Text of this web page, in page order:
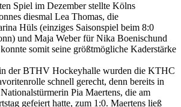
Spiel im Dezember stellte Kölns
diesmal Lea Thomas, die
Hüls (einziges Saisonspiel beim 8:0
und Maja Weber fürNika Boenischund
somit seine größtmögliche Kaderstärke
der BTHV Hockeyhalle wurden die KTHC
schnell gerecht, denn bereits in
Pia Maertens, die am
gefeiert hatte, zum 1:0. Maertens ließ